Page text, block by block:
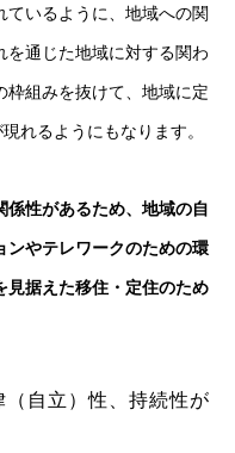
ているように、地域への関
を通じた地域に対する関わ
枠組みを抜けて、地域に定
れるようにもなります。
係性があるため、地域の自
ンやテレワークのための環
見据えた移住・定住のため
自立）性、持続性が